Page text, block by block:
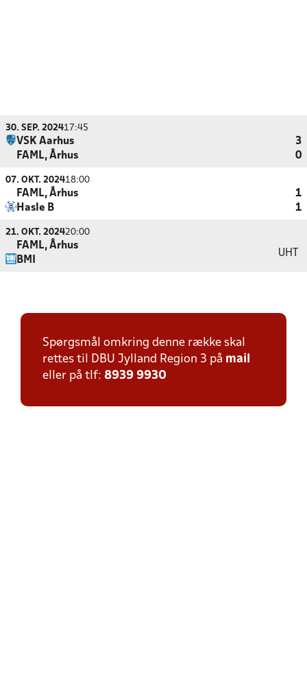
30. SEP. 202417:45
VSK Aarhus
3
FAML, Århus
0
07. OKT. 202418:00
FAML, Århus
1
Hasle B
1
21. OKT. 202420:00
FAML, Århus
BMI
UHT
Spørgsmål omkring denne række skal
rettes til DBU Jylland Region 3 på mail
eller på tlf: 8939 9930